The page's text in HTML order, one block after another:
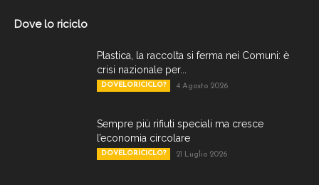
Dove lo riciclo
Plastica, la raccolta si ferma nei Comuni: è
crisi nazionale per...
DOVELORICICLO? 4 Agosto 2026
Sempre più rifiuti speciali ma cresce
l’economia circolare
DOVELORICICLO? 21 Luglio 2026